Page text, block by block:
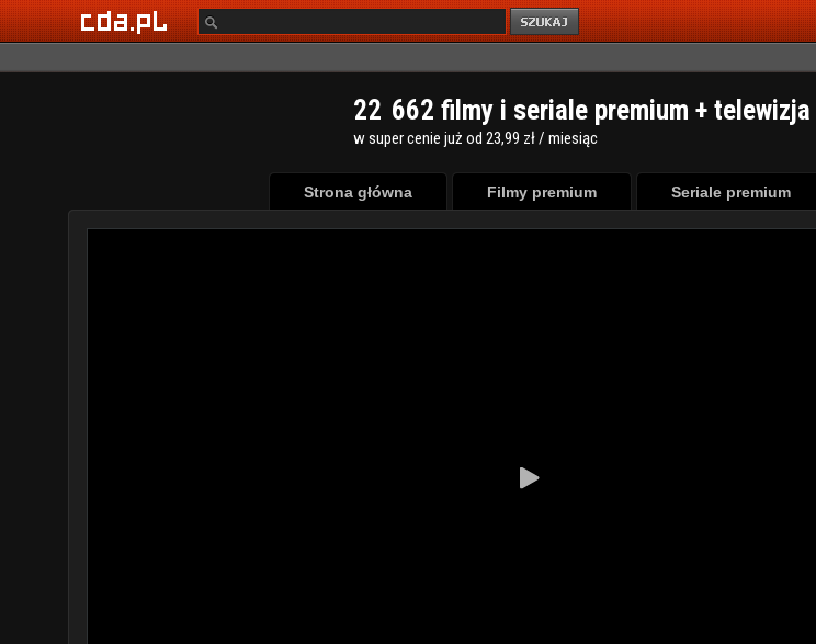
22 662 filmy i seriale premium + telewizja
w super cenie już od 23,99 zł / miesiąc
Strona główna Filmy premium Seriale premium